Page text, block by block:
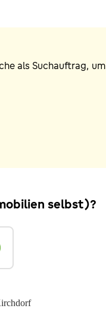
als Suchauftrag, um
selbst)?